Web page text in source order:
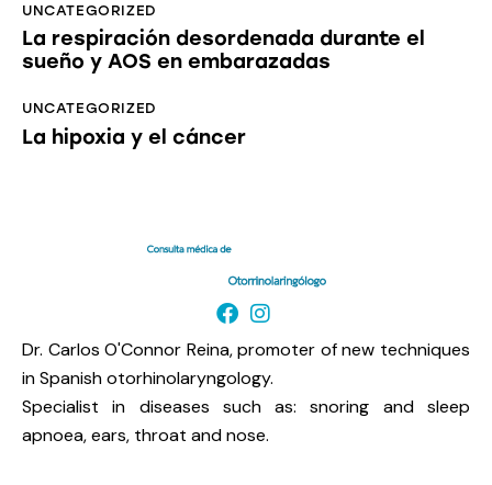
UNCATEGORIZED
La respiración desordenada durante el
sueño y AOS en embarazadas
UNCATEGORIZED
La hipoxia y el cáncer
Dr. Carlos O'Connor Reina, promoter of new techniques
in Spanish otorhinolaryngology.
Specialist in diseases such as: snoring and sleep
apnoea, ears, throat and nose.